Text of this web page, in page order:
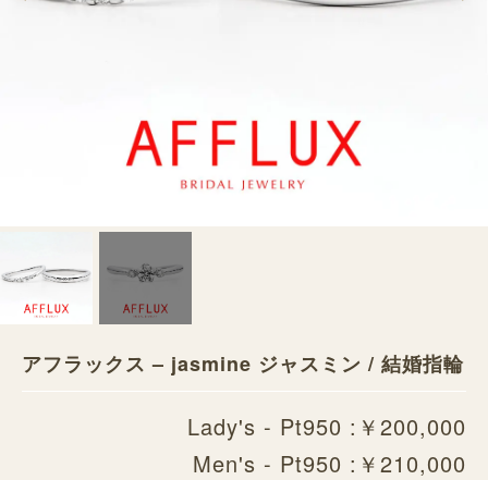
アフラックス – jasmine ジャスミン / 結婚指輪
Lady's - Pt950 :￥200,000
Men's - Pt950 :￥210,000